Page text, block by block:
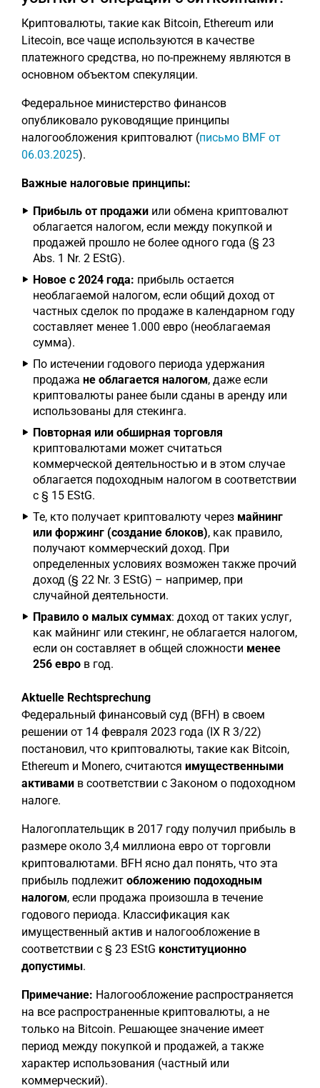
Криптовалюты, такие как Bitcoin, Ethereum или
Litecoin, все чаще используются в качестве
платежного средства, но по-прежнему являются в
основном объектом спекуляции.
Федеральное министерство финансов
опубликовало руководящие принципы
налогообложения криптовалют (письмо BMF от
06.03.2025).
Важные налоговые принципы:
Прибыль от продажи или обмена криптовалют
облагается налогом, если между покупкой и
продажей прошло не более одного года (§ 23
Abs. 1 Nr. 2 EStG).
Новое с 2024 года: прибыль остается
необлагаемой налогом, если общий доход от
частных сделок по продаже в календарном году
составляет менее 1.000 евро (необлагаемая
сумма).
По истечении годового периода удержания
продажа не облагается налогом, даже если
криптовалюты ранее были сданы в аренду или
использованы для стекинга.
Повторная или обширная торговля
криптовалютами может считаться
коммерческой деятельностью и в этом случае
облагается подоходным налогом в соответствии
с § 15 EStG.
Те, кто получает криптовалюту через майнинг
или форжинг (создание блоков), как правило,
получают коммерческий доход. При
определенных условиях возможен также прочий
доход (§ 22 Nr. 3 EStG) – например, при
случайной деятельности.
Правило о малых суммах: доход от таких услуг,
как майнинг или стекинг, не облагается налогом,
если он составляет в общей сложности менее
256 евро в год.
Aktuelle Rechtsprechung
Федеральный финансовый суд (BFH) в своем
решении от 14 февраля 2023 года (IX R 3/22)
постановил, что криптовалюты, такие как Bitcoin,
Ethereum и Monero, считаются имущественными
активами в соответствии с Законом о подоходном
налоге.
Налогоплательщик в 2017 году получил прибыль в
размере около 3,4 миллиона евро от торговли
криптовалютами. BFH ясно дал понять, что эта
прибыль подлежит обложению подоходным
налогом, если продажа произошла в течение
годового периода. Классификация как
имущественный актив и налогообложение в
соответствии с § 23 EStG конституционно
допустимы.
Примечание: Налогообложение распространяется
на все распространенные криптовалюты, а не
только на Bitcoin. Решающее значение имеет
период между покупкой и продажей, а также
характер использования (частный или
коммерческий).